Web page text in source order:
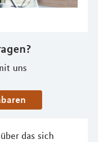
uns
das sich